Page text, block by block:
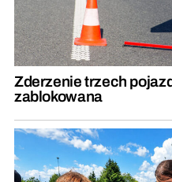
Zderzenie trzech
zablokowana